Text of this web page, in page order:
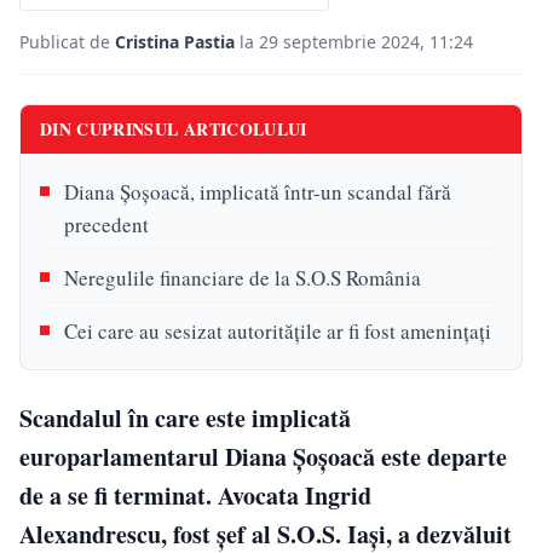
Publicat de Cristina Pastia la 29 septembrie 2024, 11:24
DIN CUPRINSUL ARTICOLULUI
Diana Șoșoacă, implicată într-un scandal fără
precedent
Neregulile financiare de la S.O.S România
Cei care au sesizat autoritățile ar fi fost amenințați
Scandalul în care este implicată
europarlamentarul Diana Șoșoacă este departe
de a se fi terminat. Avocata Ingrid
Alexandrescu, fost șef al S.O.S. Iași, a dezvăluit